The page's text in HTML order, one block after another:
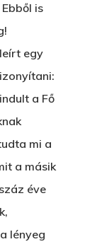
is
egy
a Fő
mi a
a másik
éve
lényeg